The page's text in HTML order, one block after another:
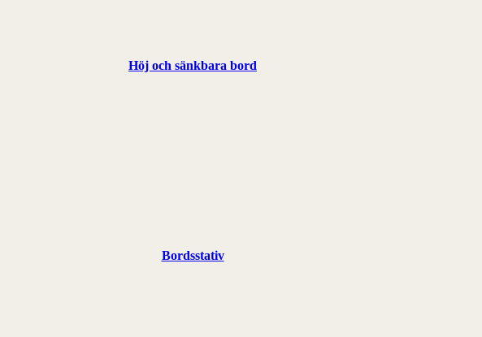
Höj och sänkbara bord
Bordsstativ